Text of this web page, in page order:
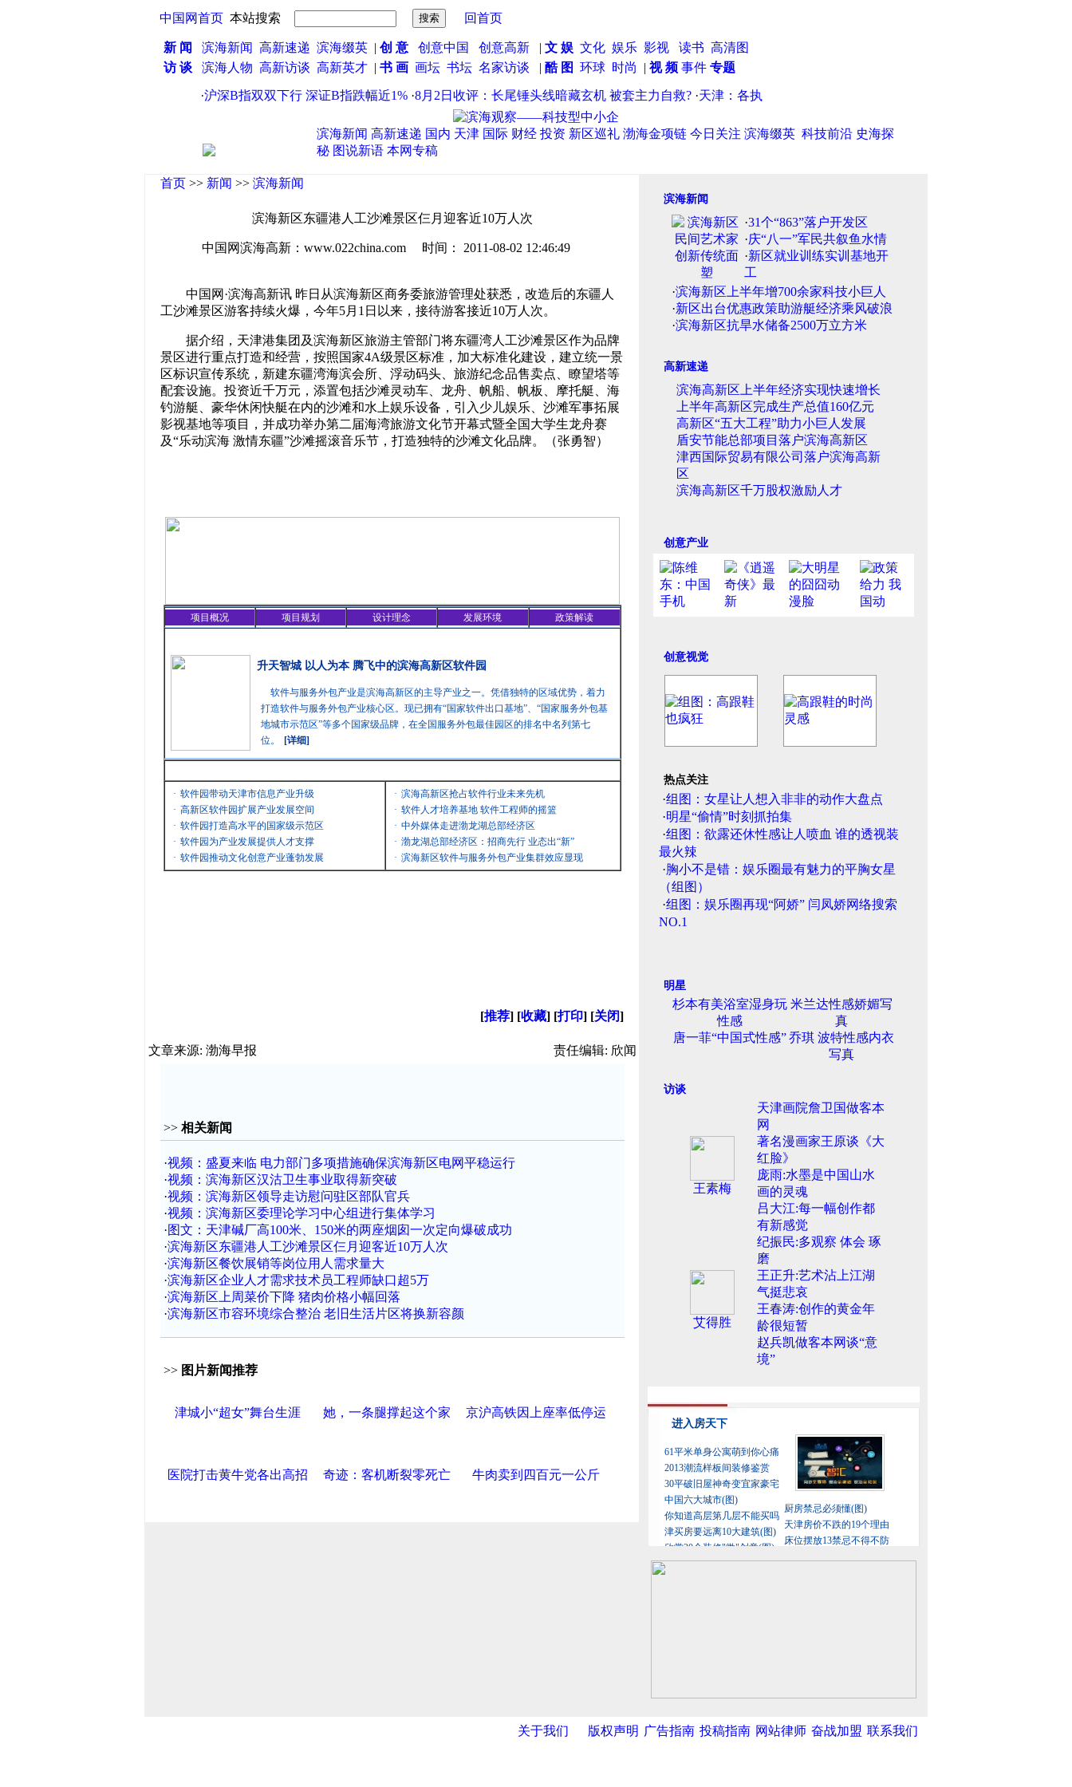
中国网首页 本站搜索 回首页
新 闻 滨海新闻 高新速递 滨海缀英| 创 意 创意中国 创意高新 | 文 娱 文化 娱乐 影视 读书 高清图
访 谈
滨海人物 高新访谈 高新英才 | 书 画 画坛 书坛 名家访谈 | 酷 图 环球 时尚 | 视 频事件 专题
沪深B指双双下行 深证B指跌幅近1%·8月2日收评：长尾锤头线暗藏玄机 被套主力自救?·天津：各执一词 数名“暴力讨债者”获刑
滨海新闻 高新速递 国内 天津 国际 财经 投资 新区巡礼 渤海金项链 今日关注 滨海缀英 科技前沿 史海探
秘 图说新语 本网专稿
首页 >> 新闻 >> 滨海新闻
滨海新区东疆港人工沙滩景区仨月迎客近10万人次
中国网滨海高新：www.022china.com 时间： 2011-08-02 12:46:49
中国网·滨海高新讯 昨日从滨海新区商务委旅游管理处获悉，改造后的东疆人
工沙滩景区游客持续火爆，今年5月1日以来，接待游客接近10万人次。
据介绍，天津港集团及滨海新区旅游主管部门将东疆湾人工沙滩景区作为品牌
景区进行重点打造和经营，按照国家4A级景区标准，加大标准化建设，建立统一景
区标识宣传系统，新建东疆湾海滨会所、浮动码头、旅游纪念品售卖点、瞭望塔等
配套设施。投资近千万元，添置包括沙滩灵动车、龙舟、帆船、帆板、摩托艇、海
钓游艇、豪华休闲快艇在内的沙滩和水上娱乐设备，引入少儿娱乐、沙滩军事拓展
影视基地等项目，并成功举办第二届海湾旅游文化节开幕式暨全国大学生龙舟赛
及“乐动滨海 激情东疆”沙滩摇滚音乐节，打造独特的沙滩文化品牌。（张勇智）
项目概况 项目规划 设计理念 发展环境
政策解读
升天智城 以人为本 腾飞中的滨海高新区软件园
软件与服务外包产业是滨海高新区的主导产业之一。凭借独特的区域优势，着力
打造软件与服务外包产业核心区。现已拥有“国家软件出口基地”、“国家服务外包基
地城市示范区”等多个国家级品牌，在全国服务外包最佳园区的排名中名列第七
位。
[详细]
· 软件园带动天津市信息产业升级
· 高新区软件园扩展产业发展空间
· 软件园打造高水平的国家级示范区
· 软件园为产业发展提供人才支撑
· 软件园推动文化创意产业蓬勃发展
· 滨海高新区抢占软件行业未来先机
· 软件人才培养基地 软件工程师的摇篮
· 中外媒体走进渤龙湖总部经济区
· 渤龙湖总部经济区：招商先行 业态出“新”
· 滨海新区软件与服务外包产业集群效应显现
[推荐] [收藏] [打印] [关闭]
文章来源: 渤海早报 责任编辑: 欣闻
>> 相关新闻
·视频：盛夏来临 电力部门多项措施确保滨海新区电网平稳运行
·视频：滨海新区汉沽卫生事业取得新突破
·视频：滨海新区领导走访慰问驻区部队官兵
·视频：滨海新区委理论学习中心组进行集体学习
·图文：天津碱厂高100米、150米的两座烟囱一次定向爆破成功
·滨海新区东疆港人工沙滩景区仨月迎客近10万人次
·滨海新区餐饮展销等岗位用人需求量大
·滨海新区企业人才需求技术员工程师缺口超5万
·滨海新区上周菜价下降 猪肉价格小幅回落
·滨海新区市容环境综合整治 老旧生活片区将换新容颜
>> 图片新闻推荐
津城小“超女”舞台生涯 她，一条腿撑起这个家 京沪高铁因上座率低停运
医院打击黄牛党各出高招 奇迹：客机断裂零死亡 牛肉卖到四百元一公斤
滨海新闻
·31个“863”落户开发区
·庆“八一”军民共叙鱼水情
·新区就业训练实训基地开
工
·滨海新区上半年增700余家科技小巨人
·新区出台优惠政策助游艇经济乘风破浪
·滨海新区抗旱水储备2500万立方米
高新速递
滨海高新区上半年经济实现快速增长
上半年高新区完成生产总值160亿元
高新区“五大工程”助力小巨人发展
盾安节能总部项目落户滨海高新区
津西国际贸易有限公司落户滨海高新
区
滨海高新区千万股权激励人才
创意产业
创意视觉
热点关注
·组图：女星让人想入非非的动作大盘点
·明星“偷情”时刻抓拍集
·组图：欲露还休性感让人喷血 谁的透视装
最火辣
·胸小不是错：娱乐圈最有魅力的平胸女星
（组图）
·组图：娱乐圈再现“阿娇” 闫凤娇网络搜索
NO.1
明星
杉本有美浴室湿身玩
性感
米兰达性感娇媚写
真
唐一菲“中国式性感” 乔琪 波特性感内衣
写真
访谈
王素梅
天津画院詹卫国做客本
网
著名漫画家王原谈《大
红脸》
庞雨:水墨是中国山水
画的灵魂
吕大江:每一幅创作都
有新感觉
艾得胜
纪振民:多观察 体会 琢
磨
王正升:艺术沾上江湖
气挺悲哀
王春涛:创作的黄金年
龄很短暂
赵兵凯做客本网谈“意
境”
关于我们 版权声明 广告指南 投稿指南 网站律师 奋战加盟 联系我们